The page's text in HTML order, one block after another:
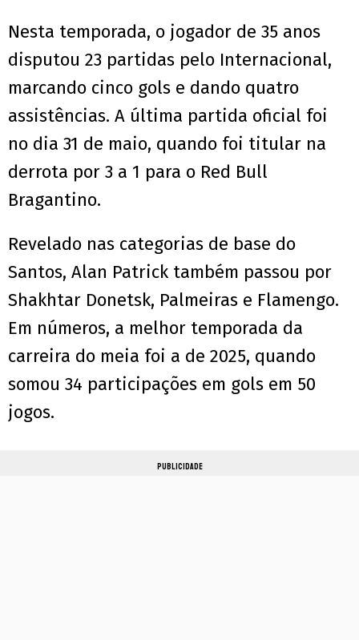
Nesta temporada, o jogador de 35 anos
disputou 23 partidas pelo Internacional,
marcando cinco gols e dando quatro
assistências. A última partida oficial foi
no dia 31 de maio, quando foi titular na
derrota por 3 a 1 para o Red Bull
Bragantino.
Revelado nas categorias de base do
Santos, Alan Patrick também passou por
Shakhtar Donetsk, Palmeiras e Flamengo.
Em números, a melhor temporada da
carreira do meia foi a de 2025, quando
somou 34 participações em gols em 50
jogos.
PUBLICIDADE